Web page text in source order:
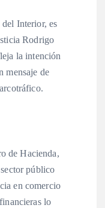
Interior, es
Rodrigo
la intención
mensaje de
.
de Hacienda,
público
en comercio
lo